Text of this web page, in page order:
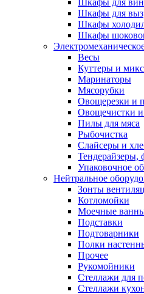
Шкафы для
Шкафы для
Шкафы
Шкафы
Весы
Куттеры и
Маринаторы
Мясорубки
Овощерезки и
Овощечистки
Пилы для мяса
Рыбочистка
Слайсеры и
Упаковочное
Нейтральное
Зонты
Котломойки
Моечные
Подставки
Подтоварники
Полки
Прочее
Рукомойники
Стеллажи для
Стеллажи